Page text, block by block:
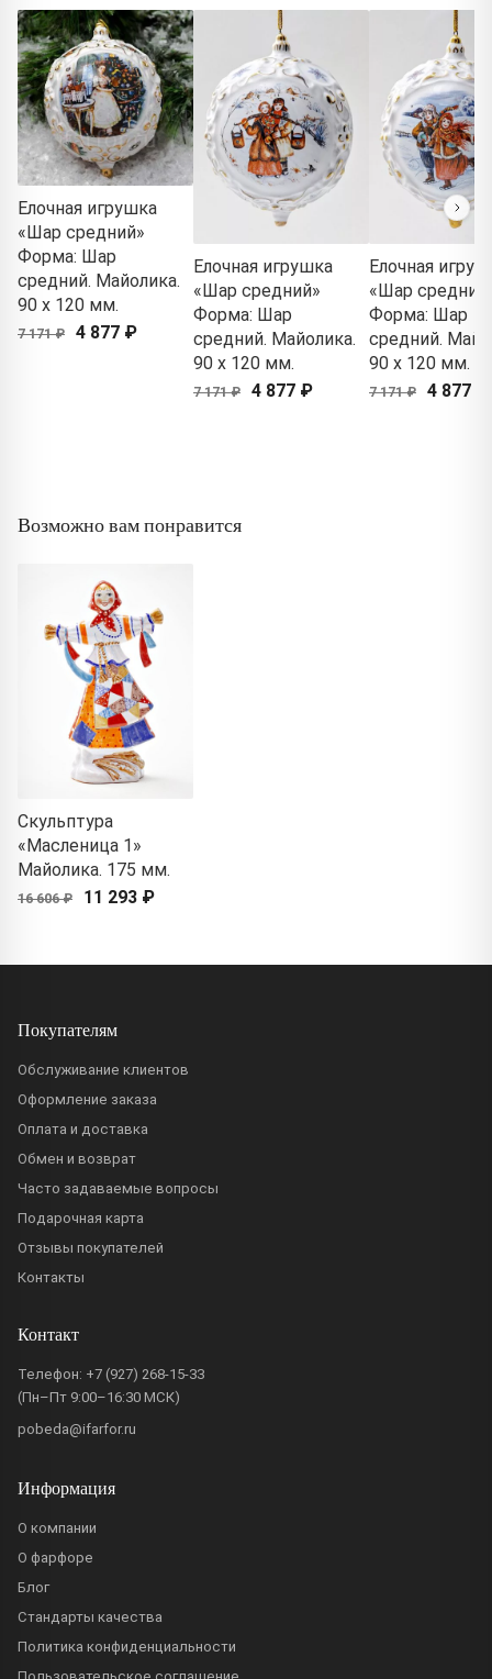
Елочная игрушка
«Шар средний»
Форма: Шар
средний. Майолика.
90 x 120 мм.
7 171 ₽ 4 877 ₽
Елочная игрушка
«Шар средний»
Форма: Шар
средний. Майолика.
90 x 120 мм.
7 171 ₽ 4 877 ₽
Елочная
«Шар
Форма: Шар
средний.
90 x 120 мм.
7 171 ₽ 4 877 ₽
Возможно вам понравится
Скульптура
«Масленица 1»
Майолика. 175 мм.
16 606 ₽ 11 293 ₽
Покупателям
Обслуживание клиентов
Оформление заказа
Оплата и доставка
Обмен и возврат
Часто задаваемые вопросы
Подарочная карта
Отзывы покупателей
Контакты
Контакт
Телефон: +7 (927) 268-15-33
(Пн–Пт 9:00–16:30 МСК)
pobeda@ifarfor.ru
Информация
О компании
О фарфоре
Блог
Стандарты качества
Политика конфиденциальности